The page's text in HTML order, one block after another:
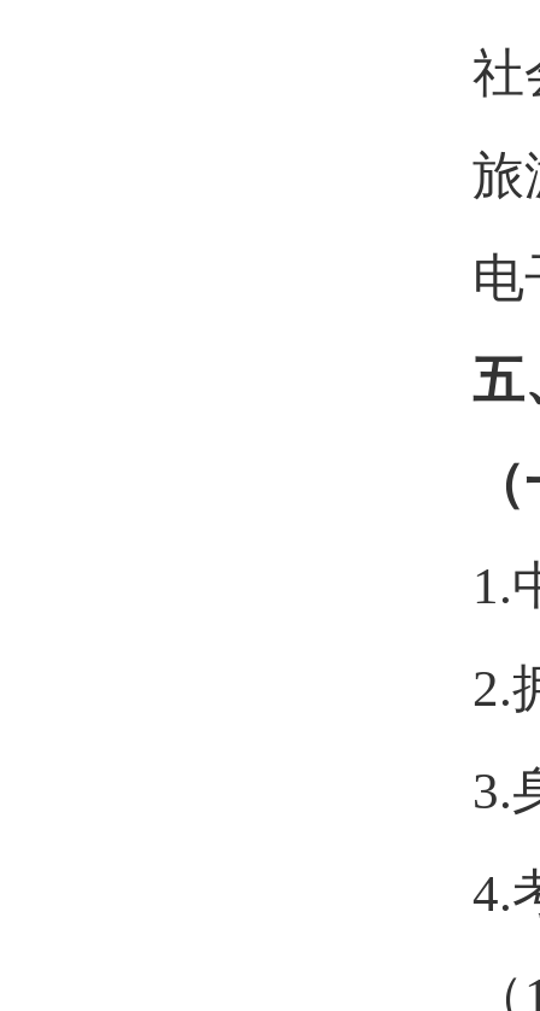
社
旅
电
五
1.
2.
3.
4.